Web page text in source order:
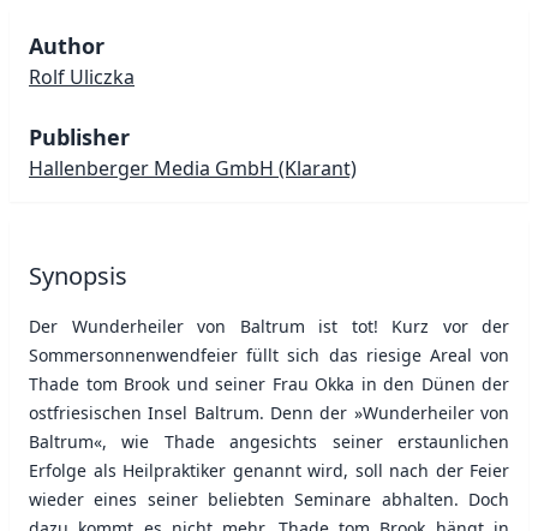
Author
Rolf Uliczka
Publisher
Hallenberger Media GmbH (Klarant)
Synopsis
Der Wunderheiler von Baltrum ist tot! Kurz vor der
Sommersonnenwendfeier füllt sich das riesige Areal von
Thade tom Brook und seiner Frau Okka in den Dünen der
ostfriesischen Insel Baltrum. Denn der »Wunderheiler von
Baltrum«, wie Thade angesichts seiner erstaunlichen
Erfolge als Heilpraktiker genannt wird, soll nach der Feier
wieder eines seiner beliebten Seminare abhalten. Doch